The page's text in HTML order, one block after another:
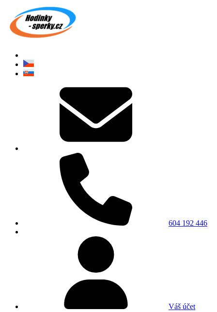
604 192 446
Váš účet